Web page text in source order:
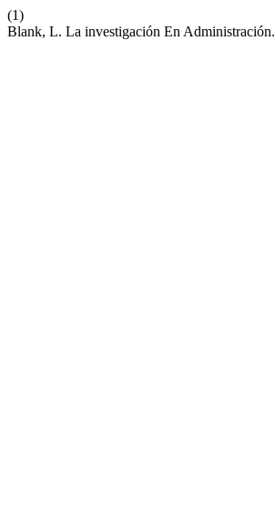
(1)
Blank, L. La investigación En Administración.